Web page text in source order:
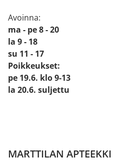
Avoinna:
ma - pe 8 - 20
la 9 - 18
su 11 - 17
Poikkeukset:
pe 19.6. klo 9-13
la 20.6. suljettu
MARTTILAN APTEEKKI